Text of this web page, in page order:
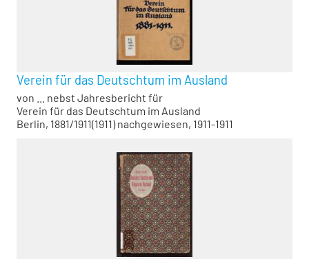
Verein für das Deutschtum im Ausland
von ... nebst Jahresbericht für
Verein für das Deutschtum im Ausland
Berlin, 1881/1911(1911) nachgewiesen, 1911-1911